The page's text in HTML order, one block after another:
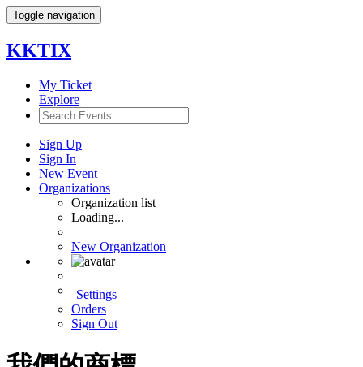
Toggle navigation
KKTIX
My Ticket
Explore
Sign Up
Sign In
New Event
Organizations
Organization list
Loading...
New Organization
Settings
Orders
Sign Out